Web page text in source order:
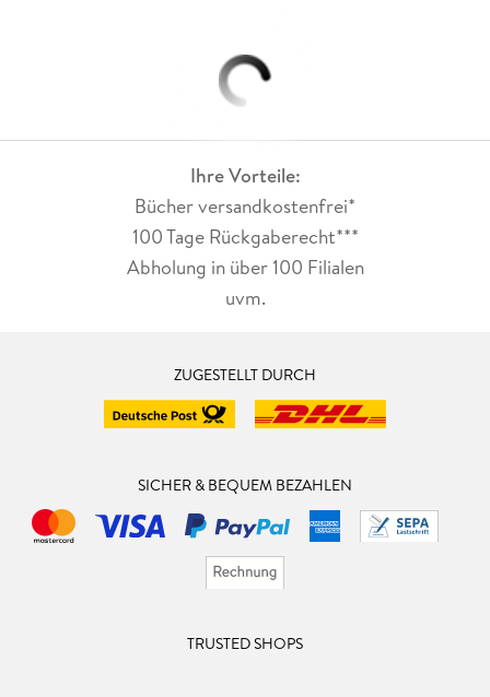
Ihre Vorteile:
Bücher versandkostenfrei*
100 Tage Rückgaberecht***
Abholung in über 100 Filialen
uvm.
ZUGESTELLT DURCH
SICHER & BEQUEM BEZAHLEN
TRUSTED SHOPS